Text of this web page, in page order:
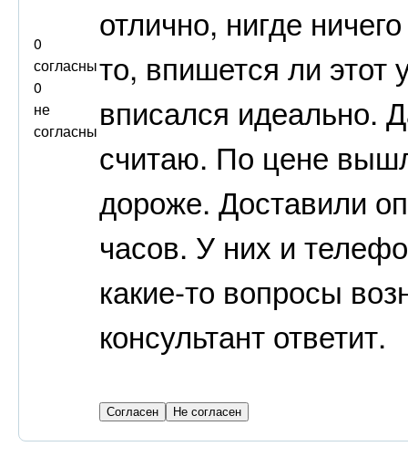
0
согласны
0
не
согласны
отлично, нигде
то, впишется ли этот
вписался идеально.
считаю. По цене
дороже. Доставили
часов. У них и
какие-то вопросы
консультант ответит.